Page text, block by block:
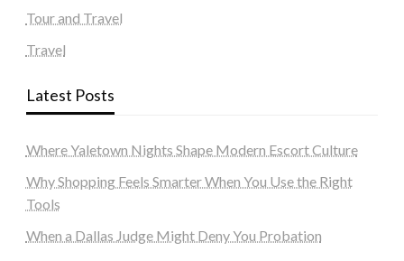
Tour and Travel
Travel
Latest Posts
Where Yaletown Nights Shape Modern Escort Culture
Why Shopping Feels Smarter When You Use the Right
Tools
When a Dallas Judge Might Deny You Probation